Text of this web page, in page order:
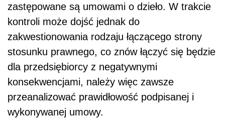
zastępowane są umowami o dzieło. W trakcie
kontroli może dojść jednak do
zakwestionowania rodzaju łączącego strony
stosunku prawnego, co znów łączyć się będzie
dla przedsiębiorcy z negatywnymi
konsekwencjami, należy więc zawsze
przeanalizować prawidłowość podpisanej i
wykonywanej umowy.